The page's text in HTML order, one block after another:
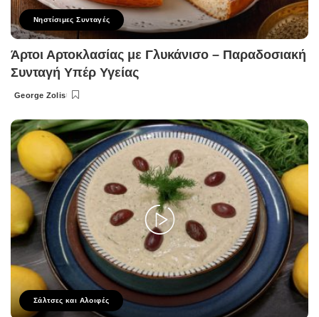
Νηστίσιμες Συνταγές
Άρτοι Αρτοκλασίας με Γλυκάνισο – Παραδοσιακή
Συνταγή Υπέρ Υγείας
Posted
George Zolis
Σάλτσες και Αλοιφές